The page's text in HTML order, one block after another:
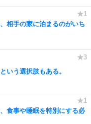
相手の家に泊まるのがいち
いう選択肢もある。
食事や睡眠を特別にする必